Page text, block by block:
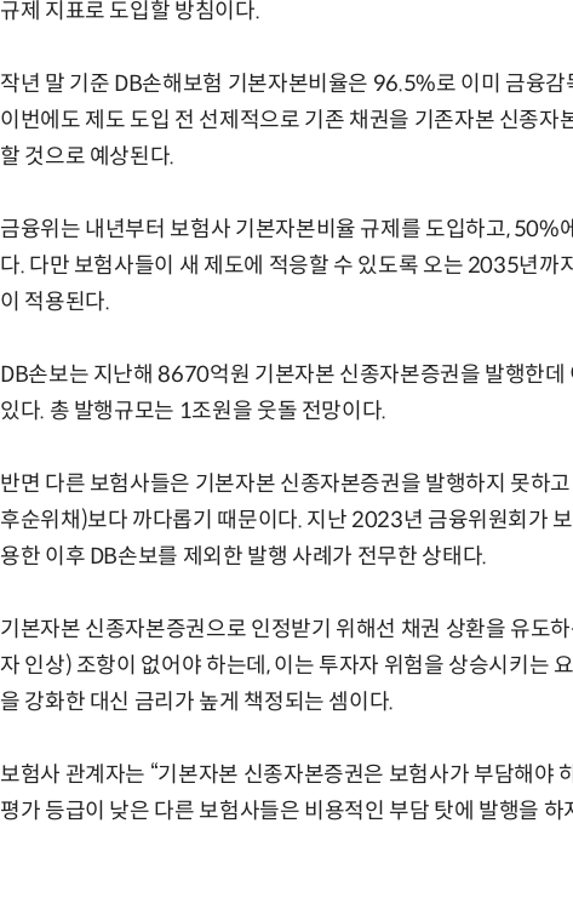
규제 지표로 도입할 방침이다.
작년 말 기준 DB손해보험 기본자본비율은 96.5%로 이미 금융
이번에도 제도 도입 전 선제적으로 기존 채권을 기존자본 신종
할 것으로 예상된다.
금융위는 내년부터 보험사 기본자본비율 규제를 도입하고, 50%
다. 다만 보험사들이 새 제도에 적응할 수 있도록 오는 2035년까
이 적용된다.
DB손보는 지난해 8670억원 기본자본 신종자본증권을 발행한
있다. 총 발행규모는 1조원을 웃돌 전망이다.
반면 다른 보험사들은 기본자본 신종자본증권을 발행하지 못하
후순위채)보다 까다롭기 때문이다. 지난 2023년 금융위원회가
용한 이후 DB손보를 제외한 발행 사례가 전무한 상태다.
기본자본 신종자본증권으로 인정받기 위해선 채권 상환을 유도
자 인상) 조항이 없어야 하는데, 이는 투자자 위험을 상승시키는
을 강화한 대신 금리가 높게 책정되는 셈이다.
보험사 관계자는 “기본자본 신종자본증권은 보험사가 부담해야
평가 등급이 낮은 다른 보험사들은 비용적인 부담 탓에 발행을